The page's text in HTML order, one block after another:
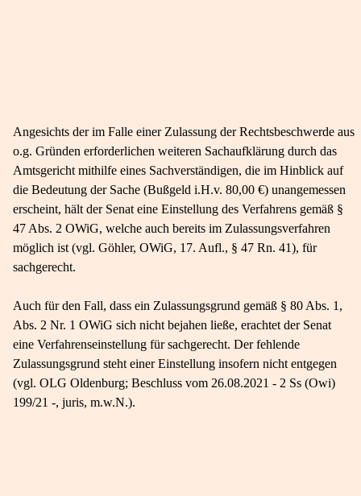
Angesichts der im Falle einer Zulassung der Rechtsbeschwerde aus
o.g. Gründen erforderlichen weiteren Sachaufklärung durch das
Amtsgericht mithilfe eines Sachverständigen, die im Hinblick auf
die Bedeutung der Sache (Bußgeld i.H.v. 80,00 €) unangemessen
erscheint, hält der Senat eine Einstellung des Verfahrens gemäß §
47 Abs. 2 OWiG, welche auch bereits im Zulassungsverfahren
möglich ist (vgl. Göhler, OWiG, 17. Aufl., § 47 Rn. 41), für
sachgerecht.
Auch für den Fall, dass ein Zulassungsgrund gemäß § 80 Abs. 1,
Abs. 2 Nr. 1 OWiG sich nicht bejahen ließe, erachtet der Senat
eine Verfahrenseinstellung für sachgerecht. Der fehlende
Zulassungsgrund steht einer Einstellung insofern nicht entgegen
(vgl. OLG Oldenburg; Beschluss vom 26.08.2021 - 2 Ss (Owi)
199/21 -, juris, m.w.N.).